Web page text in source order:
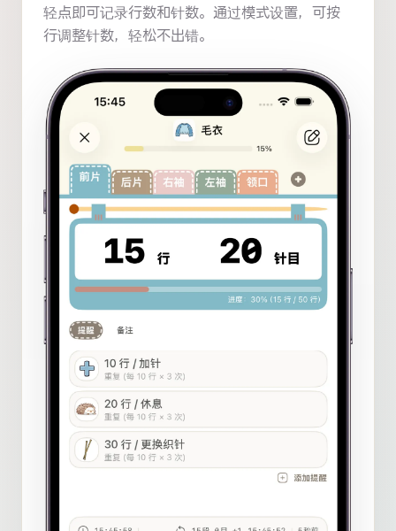
轻点即可记录行数和针数。通过模式设置，可按
行调整针数，轻松不出错。